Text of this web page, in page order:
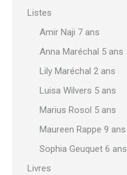
Listes
Amir Naji 7 ans
Anna Maréchal 5 ans
Lily Maréchal 2 ans
Luisa Wilvers 5 ans
Marius Rosol 5 ans
Maureen Rappe 9 ans
Sophia Geuquet 6 ans
Livres